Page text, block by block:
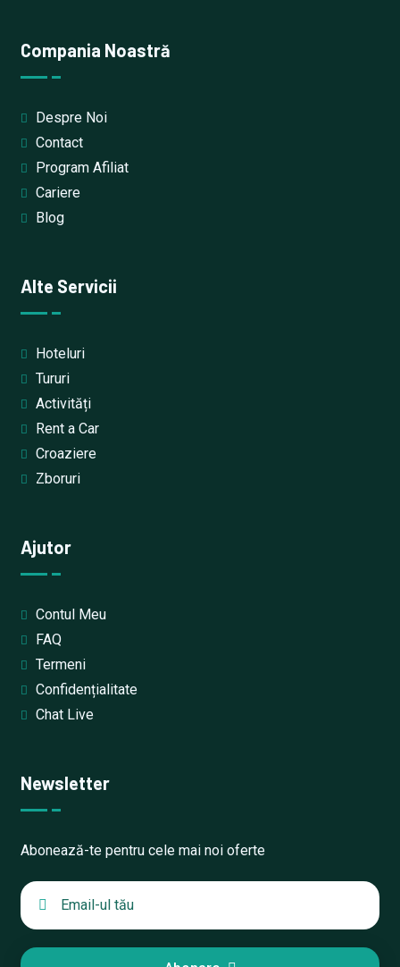
Compania Noastră
Despre Noi
Contact
Program Afiliat
Cariere
Blog
Alte Servicii
Hoteluri
Tururi
Activități
Rent a Car
Croaziere
Zboruri
Ajutor
Contul Meu
FAQ
Termeni
Confidențialitate
Chat Live
Newsletter
Abonează-te pentru cele mai noi oferte